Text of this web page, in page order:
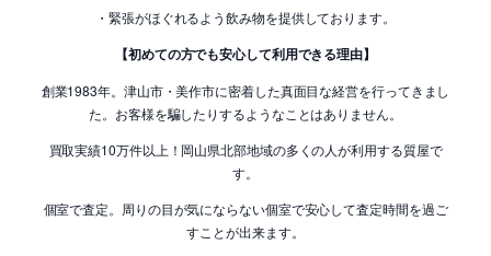
・緊張がほぐれるよう飲み物を提供しております。
【初めての方でも安心して利用できる理由】
創業1983年。津山市・美作市に密着した真面目な経営を行ってきまし
た。お客様を騙したりするようなことはありません。
買取実績10万件以上！岡山県北部地域の多くの人が利用する質屋で
す。
個室で査定。周りの目が気にならない個室で安心して査定時間を過ご
すことが出来ます。